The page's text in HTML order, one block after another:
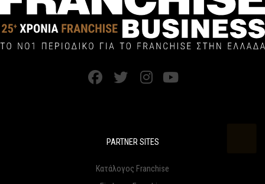
PARTNER SITES
Κατάλογος Franchise